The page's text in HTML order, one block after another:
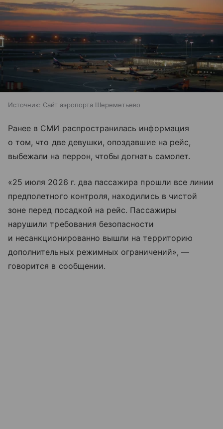
Источник: Сайт аэропорта Шереметьево
Ранее в СМИ распространилась информация
о том, что две девушки, опоздавшие на рейс,
выбежали на перрон, чтобы догнать самолет.
«25 июля 2026 г. два пассажира прошли все линии
предполетного контроля, находились в чистой
зоне перед посадкой на рейс. Пассажиры
нарушили требования безопасности
и несанкционированно вышли на территорию
дополнительных режимных ограничений», —
говорится в сообщении.